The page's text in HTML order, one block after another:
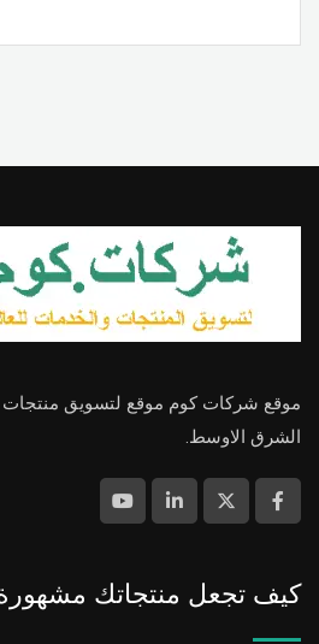
موقع شركات كوم موقع لتسويق منتجات
الشرق الاوسط.
كيف تجعل منتجاتك